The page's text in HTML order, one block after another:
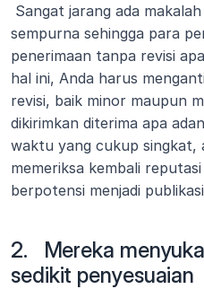
sempurna sehingga para
penerimaan tanpa revisi
hal ini, Anda harus
revisi, baik minor maupun
dikirimkan diterima apa
waktu yang cukup singkat,
memeriksa kembali
berpotensi menjadi
2.   Mereka
sedikit penyesuaian